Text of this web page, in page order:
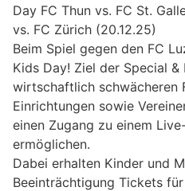
Day FC Thun vs. FC St.
vs. FC Zürich (20.12.25)
Beim Spiel gegen den FC
Kids Day! Ziel der Special &
wirtschaftlich schwächeren
Einrichtungen sowie
einen Zugang zu einem
ermöglichen.
Dabei erhalten Kinder und
Beeinträchtigung Tickets